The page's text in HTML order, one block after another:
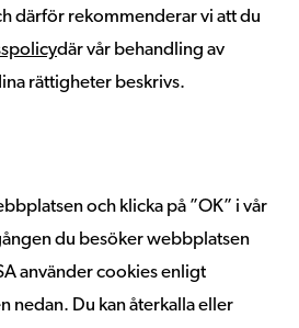
därför rekommenderar vi att du
där vår behandling av
rättigheter beskrivs.
och klicka på ”OK” i vår
du besöker webbplatsen
använder cookies enligt
nedan. Du kan återkalla eller